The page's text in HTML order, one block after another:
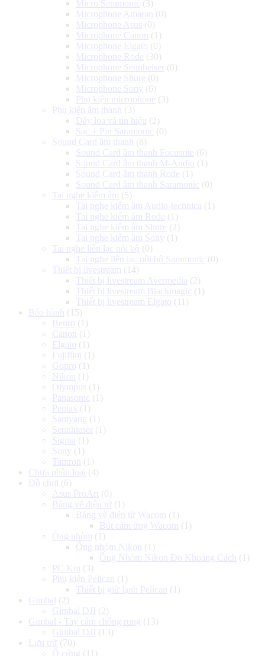
Micro Saramonic (3)
Microphone Amaran
(0)
Microphone Asus (0)
Microphone Canon
(1)
Microphone Elgato (0)
Microphone Rode (30)
Microphone Sennheiser
(0)
Microphone Shure (0)
Microphone Sony (6)
Phụ kiện microphone (3)
Phụ kiện âm thanh
(3)
Dây loa và tín hiệu
(2)
Sạc + Pin Saramonic (0)
Sound Card âm thanh
(8)
Sound Card âm thanh Focusrite (6)
Sound Card âm thanh M-Audio (1)
Sound Card âm thanh Rode (1)
Sound Card âm thanh Saramonic (0)
Tai nghe kiểm âm (5)
Tai nghe kiểm âm Audio-technica (1)
Tai nghe kiểm âm Rode (1)
Tai nghe kiểm âm Shure (2)
Tai nghe kiểm âm Sony (1)
Tai nghe liên lạc nội bộ (0)
Tai nghe liên lạc nội bộ Saramonic (0)
Thiết bị livestream (14)
Thiết bị livestream Avermedia (2)
Thiết bị livestream Blackmagic (1)
Thiết bị livestream Elgato (11)
Bảo hành
(15)
Benro (1)
Canon
(1)
Elgato (1)
Fujifilm (1)
Gopro (1)
Nikon
(1)
Olympus (1)
Panasonic (1)
Pentax (1)
Samyang (1)
Sennhieser
(1)
Sigma (1)
Sony (1)
Tamron
(1)
Chưa phân loại (4)
Đồ chơi (6)
Asus ProArt (0)
Bảng vẽ điện tử (1)
Bảng vẽ điện tử Wacom (1)
Bút cảm ứng Wacom (1)
Ống nhòm (1)
Ống nhòm Nikon
(1)
Ống Nhòm Nikon Đo Khoảng Cách
(1)
PC Km (3)
Phụ kiện Pelican
(1)
Thiết bị giữ lạnh Pelican
(1)
Gimbal (2)
Gimbal DJI (2)
Gimbal - Tay cầm chống rung (13)
Gimbal DJI (13)
Lưu trữ (70)
Ổ cứng (11)